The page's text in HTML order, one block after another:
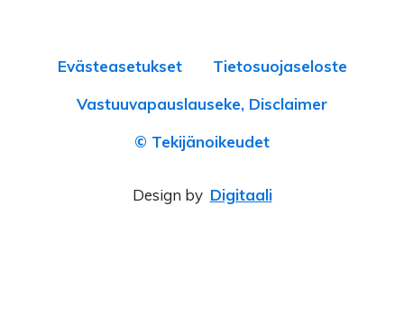
Evästeasetukset
Tietosuojaseloste
Vastuuvapauslauseke, Disclaimer
© Tekijänoikeudet
Design by Digitaali